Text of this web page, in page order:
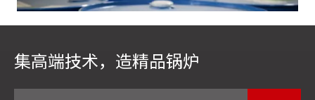
集高端技术，造精品锅炉